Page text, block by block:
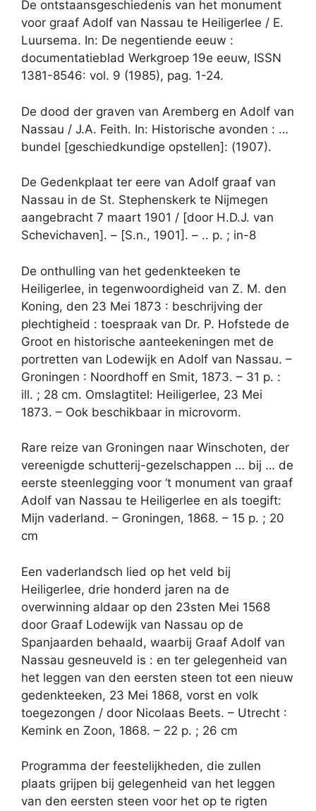
De ontstaansgeschiedenis van het monument
voor graaf Adolf van Nassau te Heiligerlee / E.
Luursema. In: De negentiende eeuw :
documentatieblad Werkgroep 19e eeuw, ISSN
1381-8546: vol. 9 (1985), pag. 1-24.
De dood der graven van Aremberg en Adolf van
Nassau / J.A. Feith. In: Historische avonden : …
bundel [geschiedkundige opstellen]: (1907).
De Gedenkplaat ter eere van Adolf graaf van
Nassau in de St. Stephenskerk te Nijmegen
aangebracht 7 maart 1901 / [door H.D.J. van
Schevichaven]. – [S.n., 1901]. – .. p. ; in-8
De onthulling van het gedenkteeken te
Heiligerlee, in tegenwoordigheid van Z. M. den
Koning, den 23 Mei 1873 : beschrijving der
plechtigheid : toespraak van Dr. P. Hofstede de
Groot en historische aanteekeningen met de
portretten van Lodewijk en Adolf van Nassau. –
Groningen : Noordhoff en Smit, 1873. – 31 p. :
ill. ; 28 cm. Omslagtitel: Heiligerlee, 23 Mei
1873. – Ook beschikbaar in microvorm.
Rare reize van Groningen naar Winschoten, der
vereenigde schutterij-gezelschappen … bij … de
eerste steenlegging voor ‘t monument van graaf
Adolf van Nassau te Heiligerlee en als toegift:
Mijn vaderland. – Groningen, 1868. – 15 p. ; 20
cm
Een vaderlandsch lied op het veld bij
Heiligerlee, drie honderd jaren na de
overwinning aldaar op den 23sten Mei 1568
door Graaf Lodewijk van Nassau op de
Spanjaarden behaald, waarbij Graaf Adolf van
Nassau gesneuveld is : en ter gelegenheid van
het leggen van den eersten steen tot een nieuw
gedenkteeken, 23 Mei 1868, vorst en volk
toegezongen / door Nicolaas Beets. – Utrecht :
Kemink en Zoon, 1868. – 22 p. ; 26 cm
Programma der feestelijkheden, die zullen
plaats grijpen bij gelegenheid van het leggen
van den eersten steen voor het op te rigten